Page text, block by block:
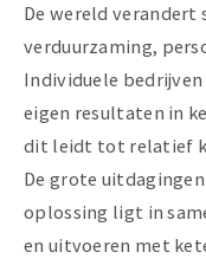
De wereld
verduurzaming,
Individuele
eigen resultaten in
dit leidt tot relatief
De grote
oplossing ligt in
en uitvoeren met